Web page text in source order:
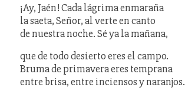
¡Ay, Jaén! Cada lágrima enmaraña
la saeta, Señor, al verte en canto
de nuestra noche. Sé ya la mañana,
que de todo desierto eres el campo.
Bruma de primavera eres temprana
entre brisa, entre inciensos y naranjos.